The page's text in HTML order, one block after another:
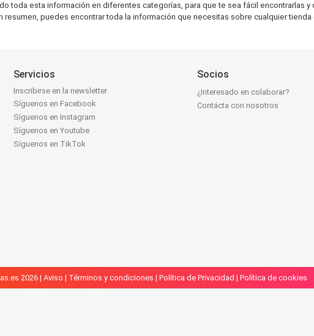
toda esta información en diferentes categorías, para que te sea fácil encontrarlas
resumen, puedes encontrar toda la información que necesitas sobre cualquier
Servicios
Inscribirse en la newsletter
Síguenos en Facebook
Síguenos en Instagram
Síguenos en Youtube
Síguenos en TikTok
Socios
¿Interesado en colaborar?
Contácta con nosotros
2026 | Aviso | Términos y condiciones | Política de Privacidad | Política de cookies